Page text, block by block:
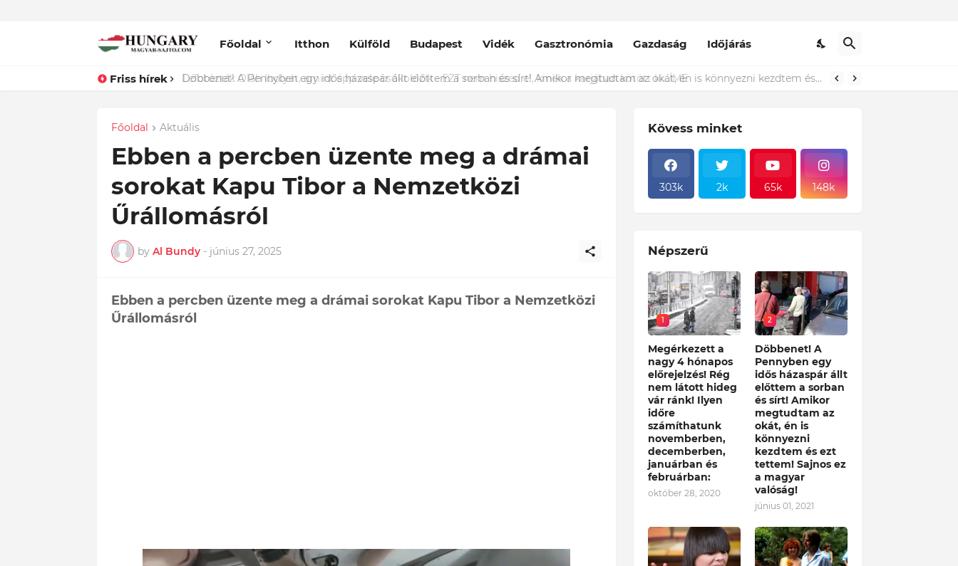
Főoldal Itthon Külföld Budapest Vidék Gasztronómia Gazdaság Időjárás
Friss hírek Lefotózták Oláh Ibolyát, amint épp vele csókolózik - EZT nem hiszed el, kinek a karjában kötött ki...ÍME
Főoldal Aktuális
Ebben a percben üzente meg a drámai
sorokat Kapu Tibor a Nemzetközi
Űrállomásról
by Al Bundy - június 27, 2025
Ebben a percben üzente meg a drámai sorokat Kapu Tibor a Nemzetközi
Űrállomásról
Kövess minket
303k 2k 65k 148k
Népszerű
1
Megérkezett a
nagy 4 hónapos
előrejelzés! Rég
nem látott hideg
vár ránk! Ilyen
időre
számíthatunk
novemberben,
decemberben,
januárban és
februárban:
október 28, 2020
2
Döbbenet! A
Pennyben egy
idős házaspár állt
előttem a sorban
és sírt! Amikor
megtudtam az
okát, én is
könnyezni
kezdtem és ezt
tettem! Sajnos ez
a magyar
valóság!
június 01, 2021